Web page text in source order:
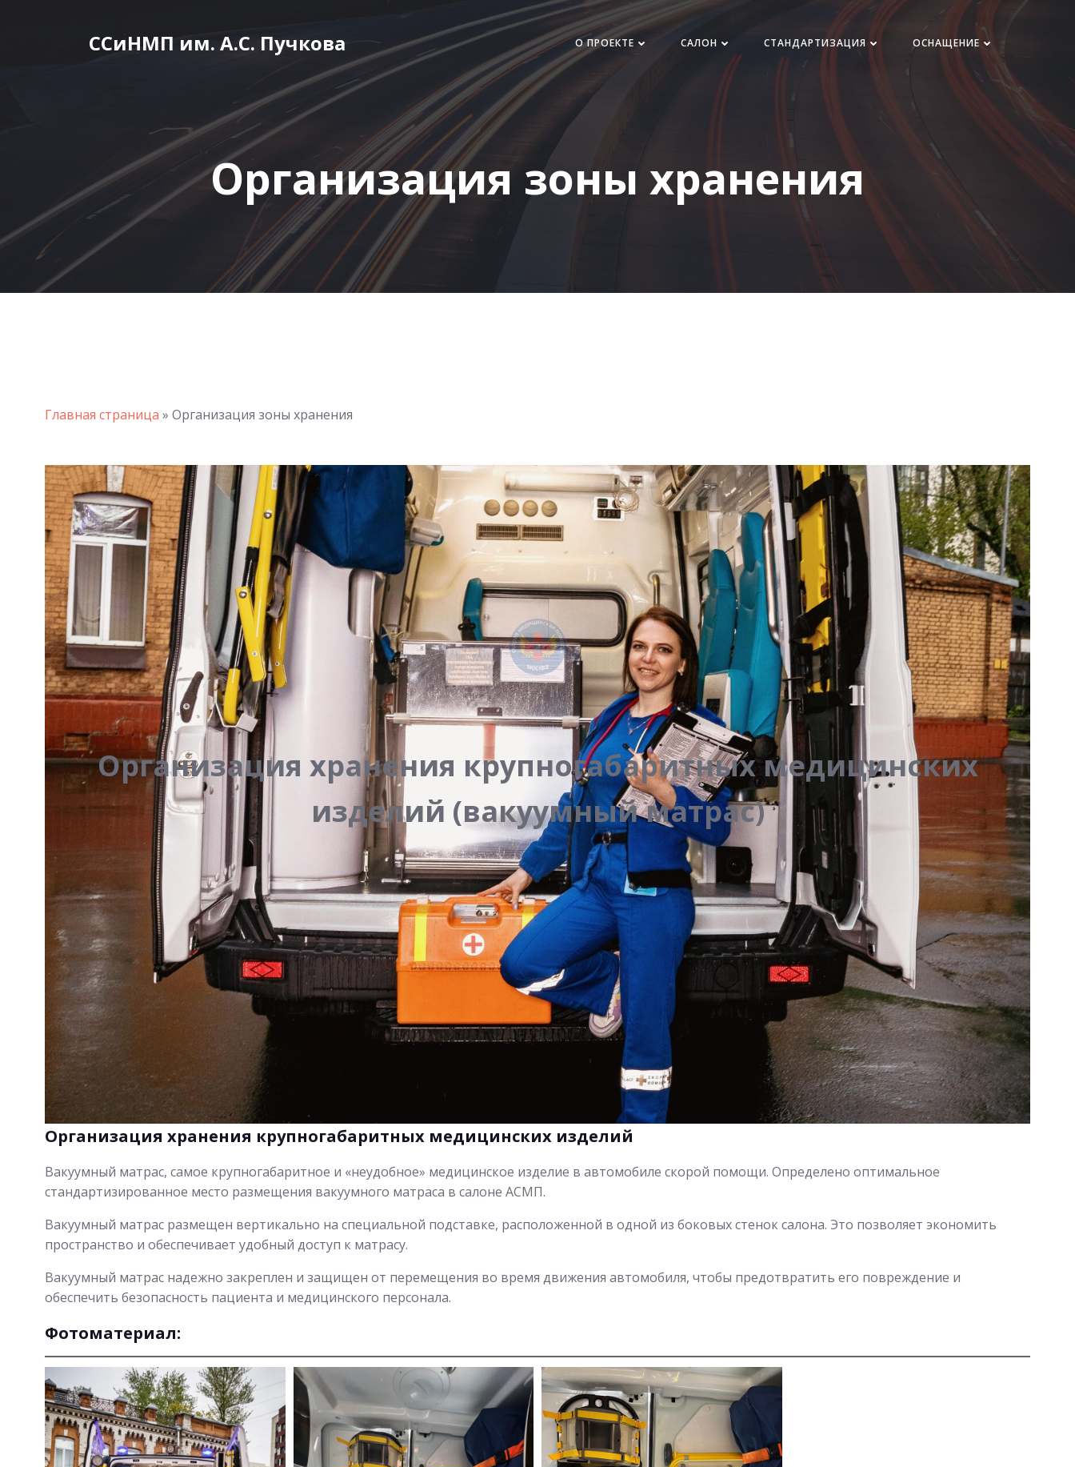
ССиНМП им. А.С. Пучкова О ПРОЕКТЕ САЛОН СТАНДАРТИЗАЦИЯ ОСНАЩЕНИЕ
Организация зоны хранения
Главная страница » Организация зоны хранения
Организация хранения крупногабаритных медицинских
изделий (вакуумный матрас)
Организация хранения крупногабаритных медицинских изделий
Вакуумный матрас, самое крупногабаритное и «неудобное» медицинское изделие в автомобиле скорой помощи. Определено оптимальное
стандартизированное место размещения вакуумного матраса в салоне АСМП.
Вакуумный матрас размещен вертикально на специальной подставке, расположенной в одной из боковых стенок салона. Это позволяет экономить
пространство и обеспечивает удобный доступ к матрасу.
Вакуумный матрас надежно закреплен и защищен от перемещения во время движения автомобиля, чтобы предотвратить его повреждение и
обеспечить безопасность пациента и медицинского персонала.
Фотоматериал: